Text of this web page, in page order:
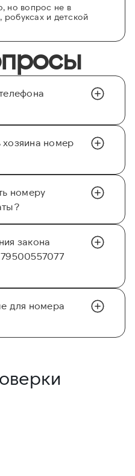
но вопрос не в
робуксах и детской
номер
номеру
закона
для номера